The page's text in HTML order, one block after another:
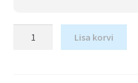
Lisa korvi